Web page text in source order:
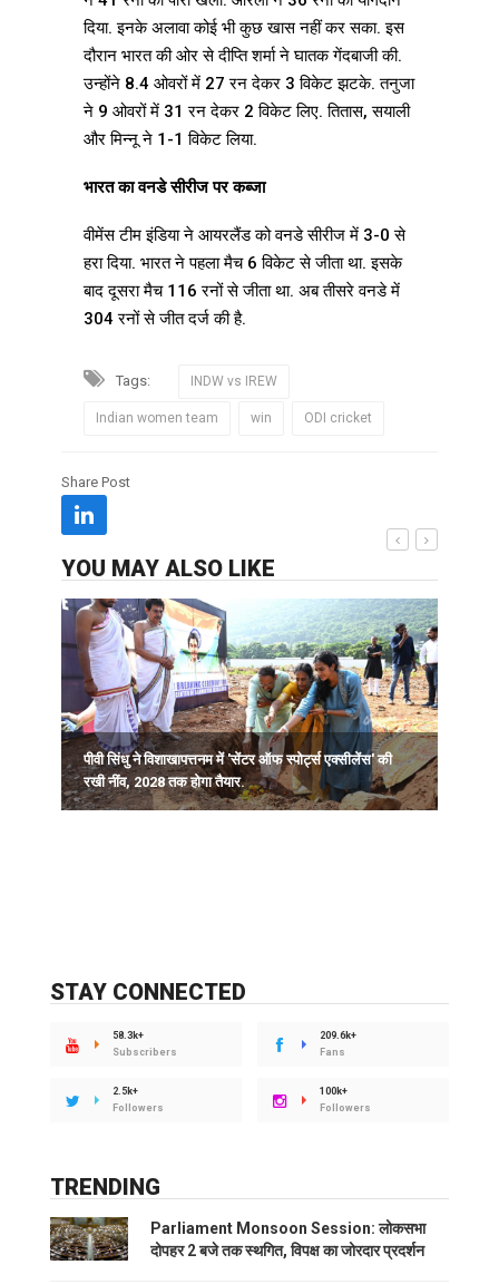
दिया. इनके अलावा कोई भी कुछ खास नहीं कर सका. इस
दौरान भारत की ओर से दीप्ति शर्मा ने घातक गेंदबाजी की.
उन्होंने 8.4 ओवरों में 27 रन देकर 3 विकेट झटके. तनुजा
ने 9 ओवरों में 31 रन देकर 2 विकेट लिए. तितास, सयाली
और मिन्नू ने 1-1 विकेट लिया.
भारत का वनडे सीरीज पर कब्जा
वीमेंस टीम इंडिया ने आयरलैंड को वनडे सीरीज में 3-0 से
हरा दिया. भारत ने पहला मैच 6 विकेट से जीता था. इसके
बाद दूसरा मैच 116 रनों से जीता था. अब तीसरे वनडे में
304 रनों से जीत दर्ज की है.
Tags: INDW vs IREW
Indian women team win ODI cricket
Share Post
YOU MAY ALSO LIKE
पीवी सिंधु ने विशाखापत्तनम में 'सेंटर ऑफ स्पोर्ट्स एक्सीलेंस' की
रखी नींव, 2028 तक होगा तैयार.
STAY CONNECTED
58.3k+
Subscribers
209.6k+
Fans
2.5k+
Followers
100k+
Followers
TRENDING
Parliament Monsoon Session: लोकसभा
दोपहर 2 बजे तक स्थगित, विपक्ष का जोरदार प्रदर्शन